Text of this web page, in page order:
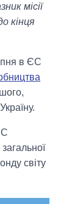
місії
кінця
в ЄС
світу